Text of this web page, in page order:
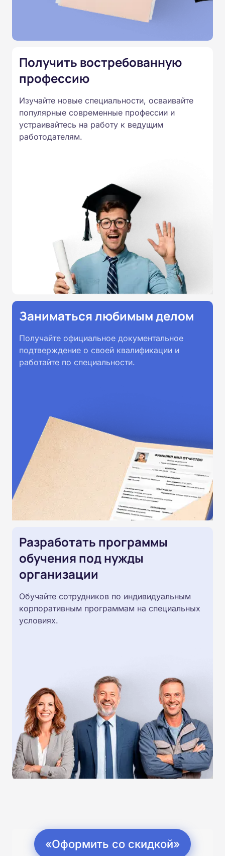
Министерства образования.
Подготовка ведется по всем
России от 14.07.2023 N 534 в
соответствии с Федеральными
образовательными стандартами
профессионального образования.
Удостоверения и дипломы о
Получить востребованную
профессию
Изучайте новые специальности, осваивайте
популярные современные профессии и
устраивайтесь на работу к ведущим
работодателям.
Заниматься любимым делом
Получайте официальное документальное
подтверждение о своей квалификации и
работайте по специальности.
Разработать программы
обучения под нужды
организации
Обучайте сотрудников по индивидуальным
корпоративным программам на специальных
условиях.
«Оформить со скидкой»